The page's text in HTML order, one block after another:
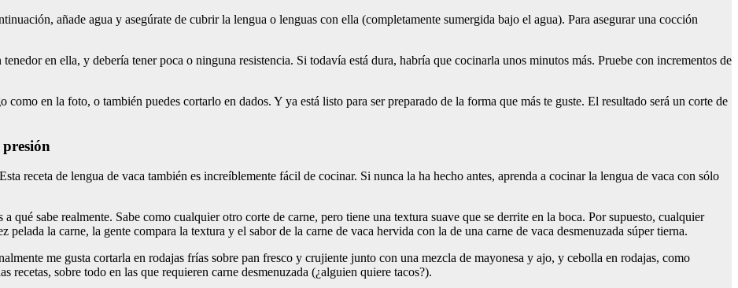
añade agua y asegúrate de cubrir la lengua o lenguas con ella (completamente sumergida bajo el agua). Para asegurar una cocción
en ella, y debería tener poca o ninguna resistencia. Si todavía está dura, habría que cocinarla unos minutos más. Pruebe con incrementos de
en la foto, o también puedes cortarlo en dados. Y ya está listo para ser preparado de la forma que más te guste. El resultado será un corte de
receta de lengua de vaca también es increíblemente fácil de cocinar. Si nunca la ha hecho antes, aprenda a cocinar la lengua de vaca con sólo
qué sabe realmente. Sabe como cualquier otro corte de carne, pero tiene una textura suave que se derrite en la boca. Por supuesto, cualquier
pelada la carne, la gente compara la textura y el sabor de la carne de vaca hervida con la de una carne de vaca desmenuzada súper tierna.
me gusta cortarla en rodajas frías sobre pan fresco y crujiente junto con una mezcla de mayonesa y ajo, y cebolla en rodajas, como
recetas, sobre todo en las que requieren carne desmenuzada (¿alguien quiere tacos?).